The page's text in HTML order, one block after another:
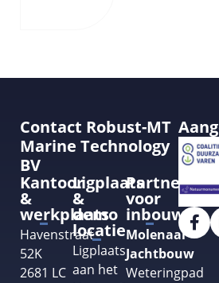
Contact Robust-MT
Marine Technology
BV
Kantoor
&
werkplaats
Havenstraat
52K
2681 LC
Ligplaats
&
demo
locatie
Ligplaats
aan het
Partner
voor
inbouw
Molenaar
Jachtbouw
Weteringpad